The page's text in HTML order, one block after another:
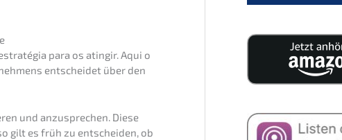
para os ating­ir. Aqui o
entschei­det über den
und anzuspre­chen. Diese
gilt es früh zu entschei­den, ob